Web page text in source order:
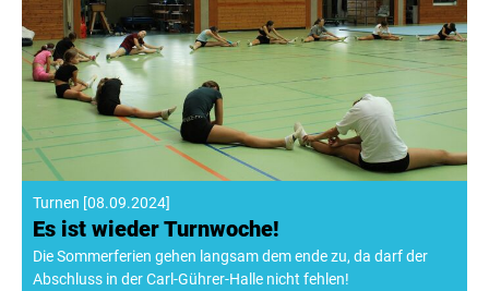
Turnen [08.09.2024]
Es ist wieder Turnwoche!
Die Sommerferien gehen langsam dem ende zu, da darf der
Abschluss in der Carl-Gührer-Halle nicht fehlen!